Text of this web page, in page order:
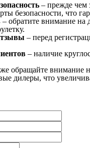
– прежде чем
безопасности, что
– обратите внимание на
– перед
– наличие
обращайте внимание
дилеры, что